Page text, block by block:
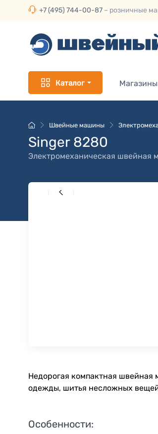
+7 (495) 744-00-87 – розничные
Каталог Магазины
Швейные машины
Singer 8280
Электромеханическая швейная
Недорогая компактная
одежды, шитья несложных вещей
Особенности: